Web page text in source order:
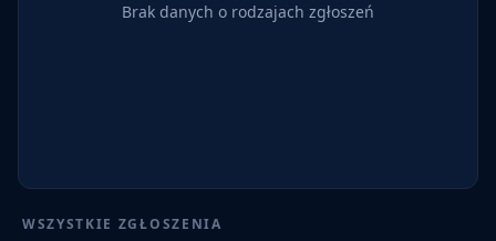
Brak danych o rodzajach zgłoszeń
WSZYSTKIE ZGŁOSZENIA